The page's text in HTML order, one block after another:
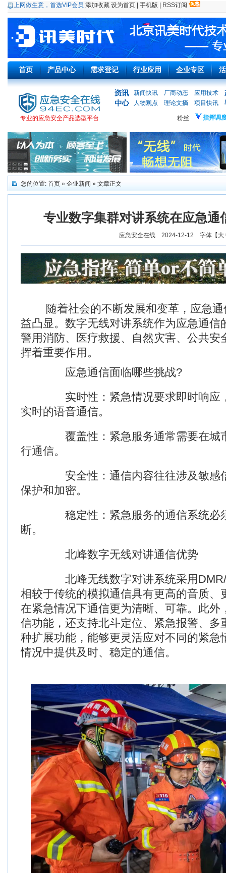
上网做生意，首选VIP会员 添加收藏 设为首页 手机版 RSS订阅
首页 产品中心 需求登记 行业应用 企业专区
专业的应急安全产品选型平台
新闻快讯 厂商动态
应用技术
人物观点
理论文摘 项目快讯
粉丝 指挥调
您的位置: 首页 » 企业新闻 » 文章正文
专业数字集群对讲系统在应急通
应急安全在线 2024-12-12 字体【 大
随着社会的不断发展和变革，应急
益凸显。数字无线对讲系统作为应急通信
警用消防、医疗救援、自然灾害、公共安
挥着重要作用。
应急通信面临哪些挑战?
实时性：紧急情况要求即时响应，
实时的语音通信。
覆盖性：紧急服务通常需要在城市
行通信。
安全性：通信内容往往涉及敏感信
保护和加密。
稳定性：紧急服务的通信系统必须
断。
北峰数字无线对讲通信优势
北峰无线数字对讲系统采用DMR/
相较于传统的模拟通信具有更高的音质、
在紧急情况下通信更为清晰、可靠。此外
信功能，还支持北斗定位、紧急报警、多
种扩展功能，能够更灵活应对不同的紧急
情况中提供及时、稳定的通信。